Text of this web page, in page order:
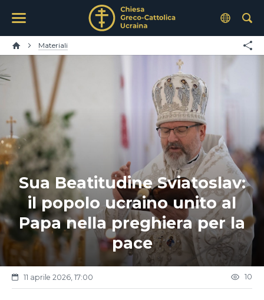
Materiali
Sua Beatitudine Sviatoslav:
il popolo ucraino unito al
Papa nella preghiera per la
pace
11 aprile 2026, 17:00 10